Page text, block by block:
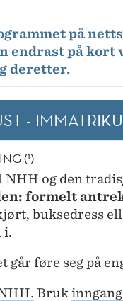
på
endrast på kort
deretter.
-
(¹)
NHH og den
formelt
buksedress
i.
går føre seg på
Bruk